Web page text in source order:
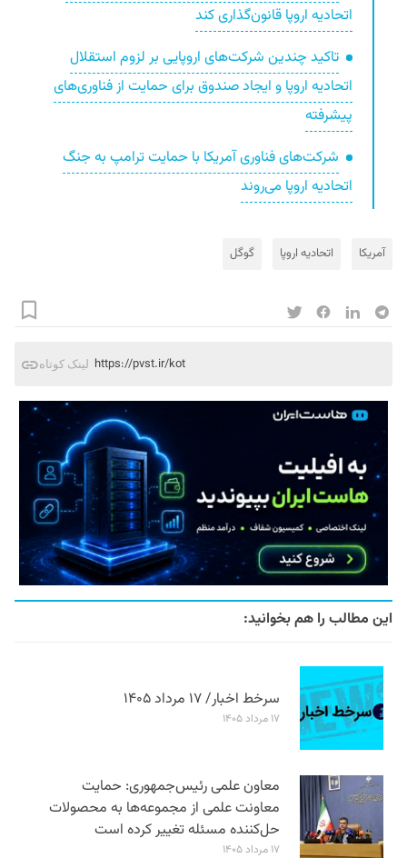
اتحادیه اروپا قانون‌گذاری کند
تاکید چندین شرکت‌های اروپایی بر لزوم استقلال
اتحادیه اروپا و ایجاد صندوق برای حمایت از فناوری‌های
پیشرفته
شرکت‌های فناوری آمریکا با حمایت ترامپ به جنگ
اتحادیه اروپا می‌روند
آمریکا اتحادیه اروپا گوگل
لینک کوتاه https://pvst.ir/kot
این مطالب را هم بخوانید:
سرخط اخبار/ ۱۷ مرداد ۱۴۰۵
۱۷ مرداد ۱۴۰۵
معاون علمی رئیس‌جمهوری: حمایت
معاونت علمی از مجموعه‌ها به محصولات
حل‌کننده مسئله تغییر کرده است
۱۷ مرداد ۱۴۰۵